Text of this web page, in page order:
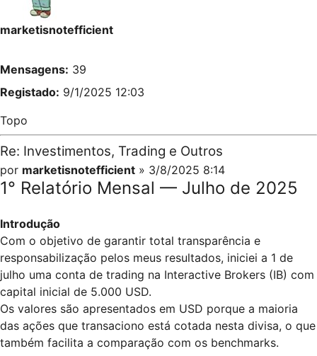
marketisnotefficient
Mensagens: 39
Registado: 9/1/2025 12:03
Topo
Re: Investimentos, Trading e Outros
por marketisnotefficient » 3/8/2025 8:14
1° Relatório Mensal — Julho de 2025
Introdução
Com o objetivo de garantir total transparência e
responsabilização pelos meus resultados, iniciei a 1 de
julho uma conta de trading na Interactive Brokers (IB) com
capital inicial de 5.000 USD.
Os valores são apresentados em USD porque a maioria
das ações que transaciono está cotada nesta divisa, o que
também facilita a comparação com os benchmarks.